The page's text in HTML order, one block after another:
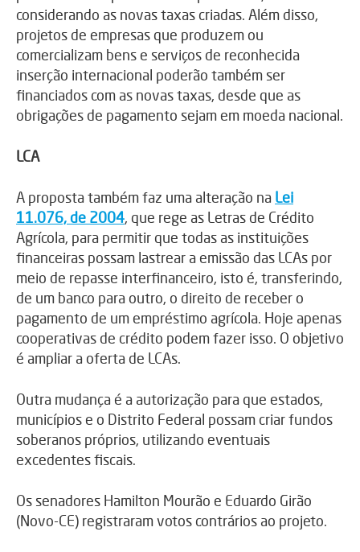
considerando as novas taxas criadas. Além disso,
projetos de empresas que produzem ou
comercializam bens e serviços de reconhecida
inserção internacional poderão também ser
financiados com as novas taxas, desde que as
obrigações de pagamento sejam em moeda nacional.
LCA
A proposta também faz uma alteração na Lei
11.076, de 2004, que rege as Letras de Crédito
Agrícola, para permitir que todas as instituições
financeiras possam lastrear a emissão das LCAs por
meio de repasse interfinanceiro, isto é, transferindo,
de um banco para outro, o direito de receber o
pagamento de um empréstimo agrícola. Hoje apenas
cooperativas de crédito podem fazer isso. O objetivo
é ampliar a oferta de LCAs.
Outra mudança é a autorização para que estados,
municípios e o Distrito Federal possam criar fundos
soberanos próprios, utilizando eventuais
excedentes fiscais.
Os senadores Hamilton Mourão e Eduardo Girão
(Novo-CE) registraram votos contrários ao projeto.